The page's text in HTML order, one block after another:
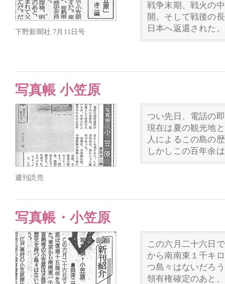
下野新聞社 7月11日号
戦争末期、戦火の
開。そして戦後の
日本へ返還された。
写真帳 小笠原
週刊読売
つい先日、電話の
現在は夏の観光地
人によるこの島の
しかしこの百年余
写真帳・小笠原
この六月二十六日
から南南東１千キ
つ島々はないだろ
領有権確定のあと